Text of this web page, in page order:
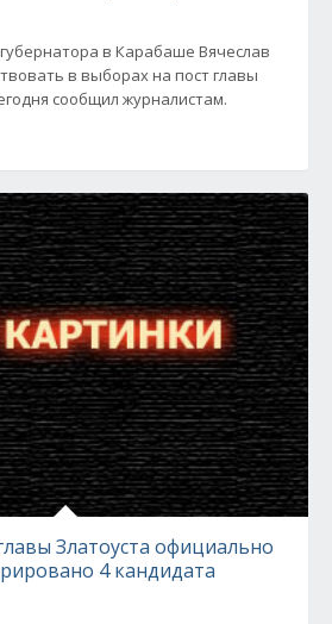
в Карабаше Вячеслав
в выборах на пост главы
сообщил журналистам.
Златоуста официально
4 кандидата